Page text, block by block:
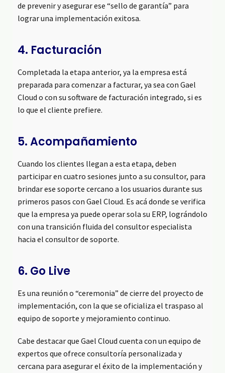
de prevenir y asegurar ese “sello de garantía” para
lograr una implementación exitosa.
4. Facturación
Completada la etapa anterior, ya la empresa está
preparada para comenzar a facturar, ya sea con Gael
Cloud o con su software de facturación integrado, si es
lo que el cliente prefiere.
5. Acompañamiento
Cuando los clientes llegan a esta etapa, deben
participar en cuatro sesiones junto a su consultor, para
brindar ese soporte cercano a los usuarios durante sus
primeros pasos con Gael Cloud. Es acá donde se verifica
que la empresa ya puede operar sola su ERP, lográndolo
con una transición fluida del consultor especialista
hacia el consultor de soporte.
6. Go Live
Es una reunión o “ceremonia” de cierre del proyecto de
implementación, con la que se oficializa el traspaso al
equipo de soporte y mejoramiento continuo.
Cabe destacar que Gael Cloud cuenta con un equipo de
expertos que ofrece consultoría personalizada y
cercana para asegurar el éxito de la implementación y